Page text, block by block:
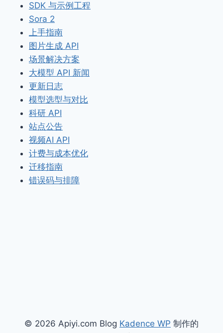
SDK 与示例工程
Sora 2
上手指南
图片生成 API
场景解决方案
大模型 API 新闻
更新日志
模型选型与对比
科研 API
站点公告
视频AI API
计费与成本优化
迁移指南
错误码与排障
© 2026 Apiyi.com Blog Kadence WP 制作的